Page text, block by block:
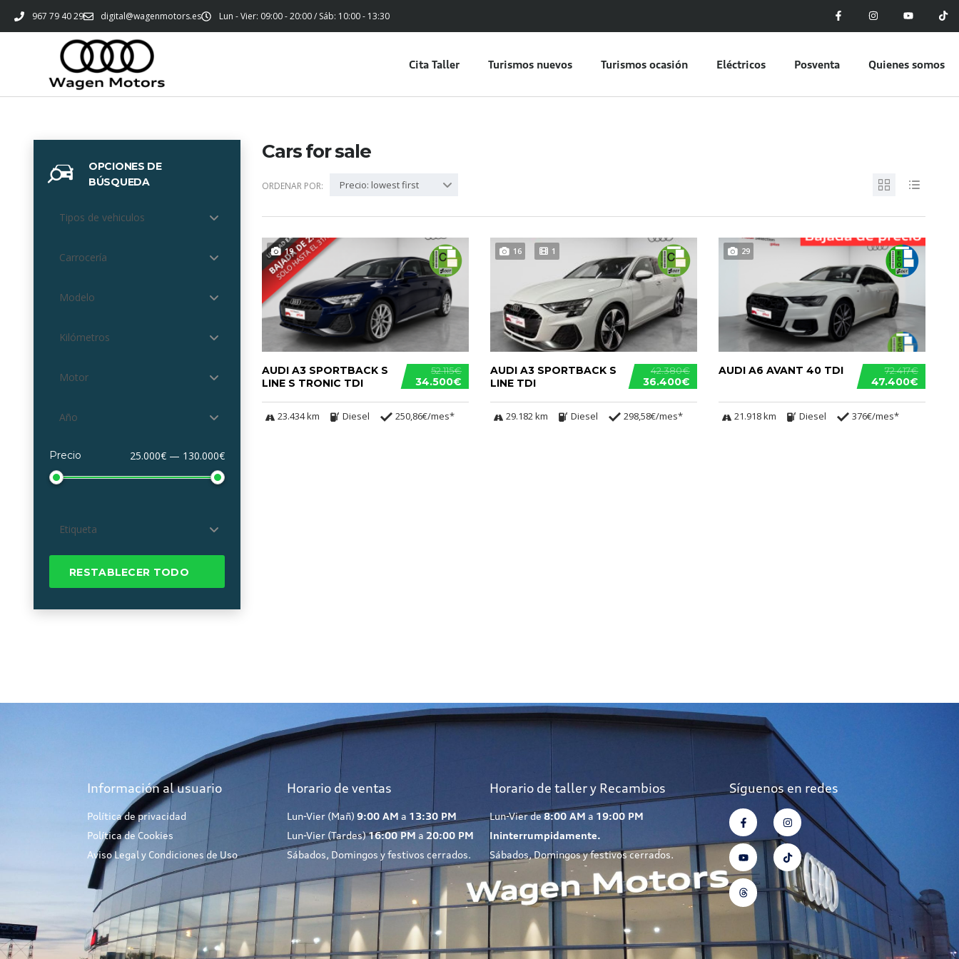
967 79 40 29 digital@wagenmotors.es Lun - Vier: 09:00 - 20:00 / Sáb: 10:00 - 13:30
Cita Taller Turismos nuevos Turismos ocasión Eléctricos Posventa Quienes somos
OPCIONES DE
BÚSQUEDA
Tipos de vehiculos
Carrocería
Modelo
Kilómetros
Motor
Año
Precio 25.000€ — 130.000€
Etiqueta
RESTABLECER TODO
Cars for sale
ORDENAR POR: Precio: lowest first
19
52.115€
34.500€
AUDI A3 SPORTBACK S
LINE S TRONIC TDI
23.434 km Diesel 250,86€/mes*
16 1
42.380€
36.400€
AUDI A3 SPORTBACK S
LINE TDI
29.182 km Diesel 298,58€/mes*
29
72.417€
47.400€
AUDI A6 AVANT 40 TDI
21.918 km Diesel 376€/mes*
Información al usuario
Política de privacidad
Política de Cookies
Aviso Legal y Condiciones de Uso
Horario de ventas
Lun-Vier (Mañ) 9:00 AM a 13:30 PM
Lun-Vier (Tardes)16:00 PM a 20:00 PM
Sábados, Domingos y festivos cerrados.
Horario de taller y Recambios
Lun-Vier de8:00 AM a 19:00 PM
Ininterrumpidamente.
Sábados, Domingos y festivos cerrados.
Síguenos en redes